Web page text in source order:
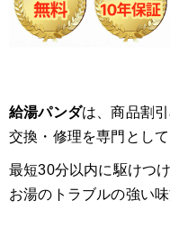
給湯パンダは、商品割
交換・修理を専門として
最短30分以内に駆けつ
お湯のトラブルの強い